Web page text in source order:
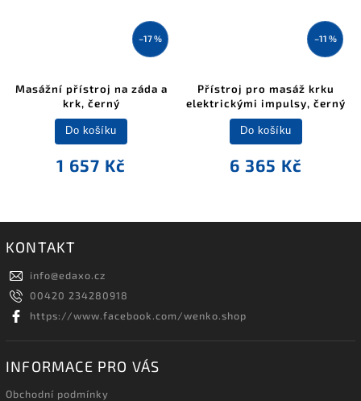
–17 %
Masážní přístroj na záda a
krk, černý
1 657 Kč
Do košíku
–11 %
Přístroj pro masáž krku
elektrickými impulsy, černý
6 365 Kč
Do košíku
KONTAKT
info@edaxo.cz
00420 234280918
https://www.facebook.com/wenko.shop
INFORMACE PRO VÁS
Obchodní podmínky